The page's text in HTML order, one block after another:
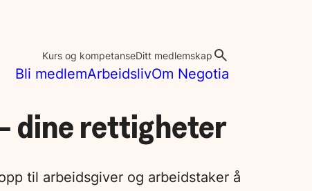
Bli medlemArbeidslivOm Negotia
Kurs og kompetanseDitt medlemskap
dine rettigheter
til arbeidsgiver og arbeidstaker å